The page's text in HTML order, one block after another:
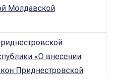
Молдавской
«О внесении
Приднестровской